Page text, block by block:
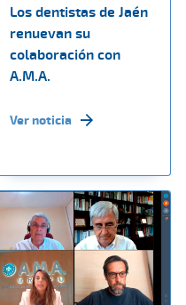
Los dentistas de Jaén
renuevan su
colaboración con
A.M.A.
Ver noticia